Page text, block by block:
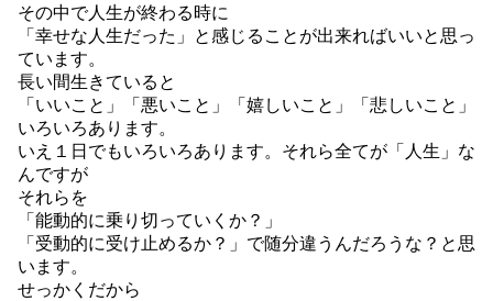
その中で人生が終わる時に
「幸せな人生だった」と感じることが出来ればいいと思っ
ています。
長い間生きていると
「いいこと」「悪いこと」「嬉しいこと」「悲しいこと」
いろいろあります。
いえ１日でもいろいろあります。それら全てが「人生」な
んですが
それらを
「能動的に乗り切っていくか？」
「受動的に受け止めるか？」で随分違うんだろうな？と思
います。
せっかくだから